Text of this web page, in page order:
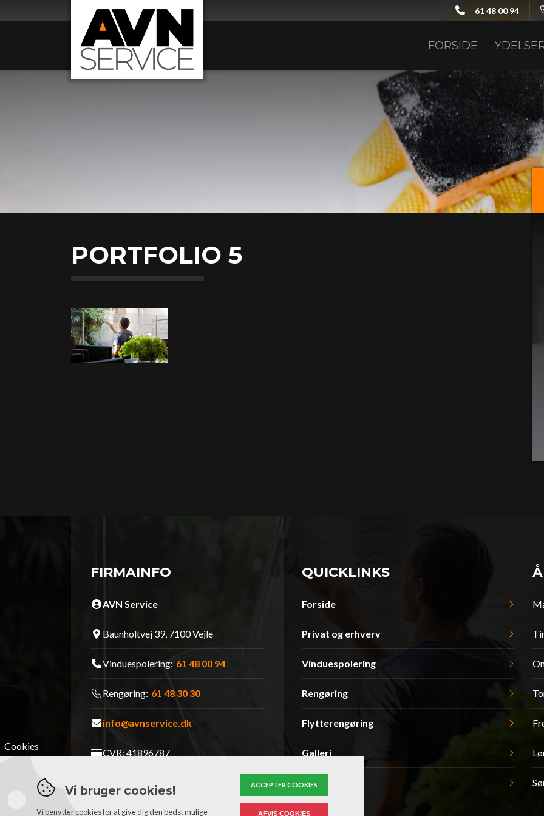
til
61 48 00 94
FORSIDE
PORTFOLIO 5
FIRMAINFO
AVN Service
Baunholtvej 39, 7100 Vejle
Vinduespolering: 61 48 00 94
Rengøring: 61 48 30 30
info@avnservice.dk
CVR: 41896787
Følg os på Facebook
QUICKLINKS
Forside
Privat og erhverv
Vinduespolering
Rengøring
Flytterengøring
Galleri
Kontakt
Cookies
Vi bruger cookies!
Vi benytter cookies for at give dig den bedst mulige
ACCEPTER COOKIES
AFVIS COOKIES